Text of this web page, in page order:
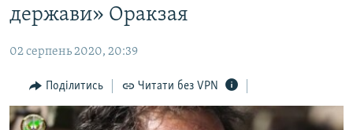
до
основної
навігації
Перейти
до
пошуку
БЛОГИ
ПОГЛЯД
ІНТЕРВ'Ю
держави» Оракзая
02 серпень 2020, 20:39
Поділитись Читати без VPN